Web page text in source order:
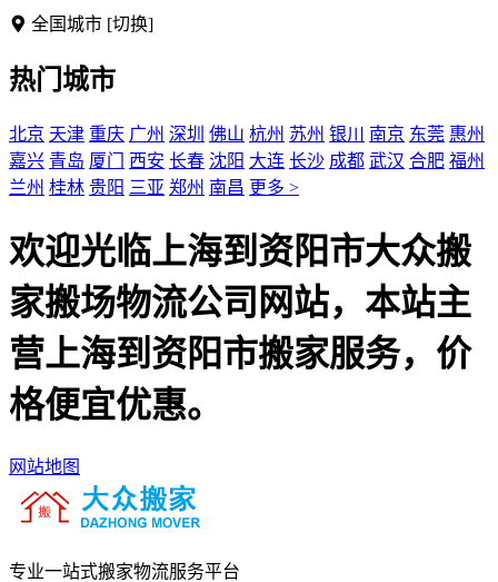
全国城市 [切换]
热门城市
北京 天津 重庆 广州 深圳 佛山 杭州 苏州 银川 南京 东莞 惠州
嘉兴 青岛 厦门 西安 长春 沈阳 大连 长沙 成都 武汉 合肥 福州
兰州 桂林 贵阳 三亚 郑州 南昌 更多 >
欢迎光临上海到资阳市大众搬
家搬场物流公司网站，本站主
营上海到资阳市搬家服务，价
格便宜优惠。
网站地图
专业一站式搬家物流服务平台